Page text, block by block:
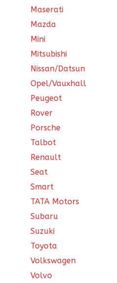
Maserati
Mazda
Mini
Mitsubishi
Nissan/Datsun
Opel/Vauxhall
Peugeot
Rover
Porsche
Talbot
Renault
Seat
Smart
TATA Motors
Subaru
Suzuki
Toyota
Volkswagen
Volvo